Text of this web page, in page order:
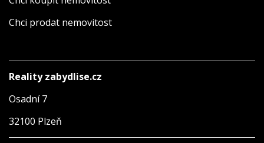
Chci prodat nemovitost
Reality zabydlise.cz
Osadní 7
32100 Plzeň